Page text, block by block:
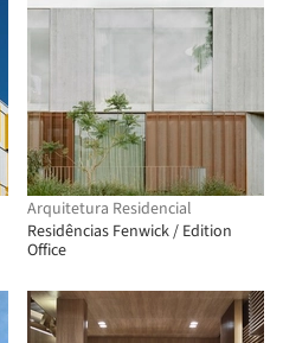
Arquitetura Residencial
Residências Fenwick / Edition
Office